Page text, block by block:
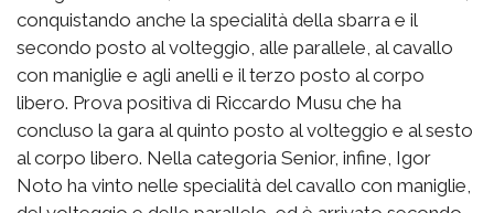
conquistando anche la specialità della sbarra e il
secondo posto al volteggio, alle parallele, al cavallo
con maniglie e agli anelli e il terzo posto al corpo
libero. Prova positiva di Riccardo Musu che ha
concluso la gara al quinto posto al volteggio e al sesto
al corpo libero. Nella categoria Senior, infine, Igor
Noto ha vinto nelle specialità del cavallo con maniglie,